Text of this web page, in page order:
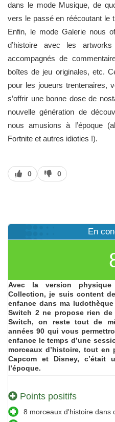
dans le mode Musique, de
vers le passé en réécoutant le
Enfin, le mode Galerie nous
d’histoire avec les
accompagnés de
boîtes de jeu originales, etc.
pour les joueurs trentenaires,
s’offrir une bonne dose de
nouvelle génération de
nous amusions à l’époque
Fortnite et autres idioties !).
J’aime
0
J’aime
pas
0
En
Avec la version
Collection, je suis content
enfance dans ma
Switch 2 ne propose rien
Switch, on reste tout de
années 90 qui vous
enfance le temps d’une
morceaux d’histoire, tout
Capcom et Disney, c’était
l’époque.
Points positifs
8 morceaux d'histoire dans